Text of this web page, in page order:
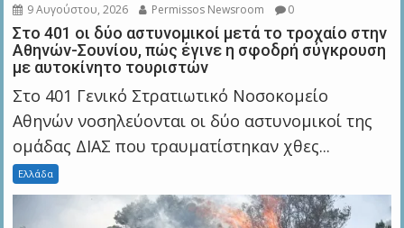
9 Αυγούστου, 2026 Permissos Newsroom 0
Στο 401 οι δύο αστυνομικοί μετά το τροχαίο στην
Αθηνών-Σουνίου, πώς έγινε η σφοδρή σύγκρουση
με αυτοκίνητο τουριστών
Στο 401 Γενικό Στρατιωτικό Νοσοκομείο
Αθηνών νοσηλεύονται οι δύο αστυνομικοί της
ομάδας ΔΙΑΣ που τραυματίστηκαν χθες...
Ελλάδα